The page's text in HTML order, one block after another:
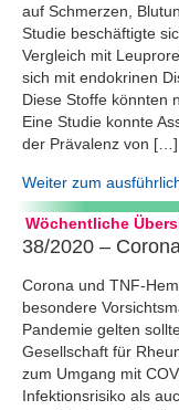
auf Schmerzen,
Studie beschäftigte
Vergleich mit
sich mit endokrinen
Diese Stoffe könnten
Eine Studie konnte
der Prävalenz von […]
Weiter zum
Wöchentliche
38/2020 –
Corona und TNF-
besondere
Pandemie gelten
Gesellschaft für
zum Umgang mit
Infektionsrisiko als